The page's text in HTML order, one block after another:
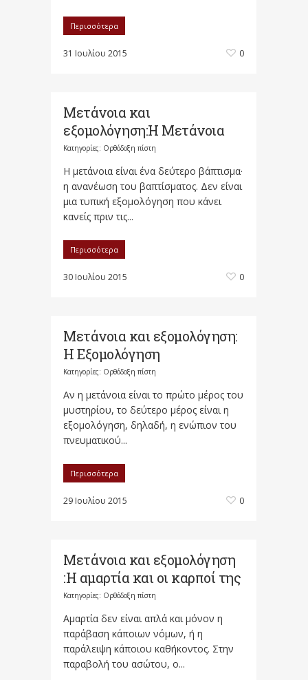
Περισσότερα
31 Ιουλίου 2015 0
Μετάνοια και
εξομολόγηση:H Mετάνοια
Κατηγορίες: Ορθόδοξη πίστη
Η μετάνοια είναι ένα δεύτερο βάπτισμα·
η ανανέωση του βαπτίσματος. Δεν είναι
μια τυπική εξομολόγηση που κάνει
κανείς πριν τις...
Περισσότερα
30 Ιουλίου 2015 0
Μετάνοια και εξομολόγηση:
Η Εξομολόγηση
Κατηγορίες: Ορθόδοξη πίστη
Αν η μετάνοια είναι το πρώτο μέρος του
μυστηρίου, το δεύτερο μέρος είναι η
εξομολόγηση, δηλαδή, η ενώπιον του
πνευματικού...
Περισσότερα
29 Ιουλίου 2015 0
Μετάνοια και εξομολόγηση
:Η αμαρτία και οι καρποί της
Κατηγορίες: Ορθόδοξη πίστη
Αμαρτία δεν είναι απλά και μόνον η
παράβαση κάποιων νόμων, ή η
παράλειψη κάποιου καθήκοντος. Στην
παραβολή του ασώτου, ο...